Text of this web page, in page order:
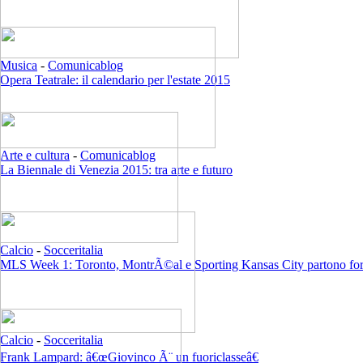
Musica - Comunicablog
Opera Teatrale: il calendario per l'estate 2015
Arte e cultura - Comunicablog
La Biennale di Venezia 2015: tra arte e futuro
Calcio - Socceritalia
MLS Week 1: Toronto, MontrÃ©al e Sporting Kansas City partono
Calcio - Socceritalia
Frank Lampard: â€œGiovinco Ã¨ un fuoriclasseâ€